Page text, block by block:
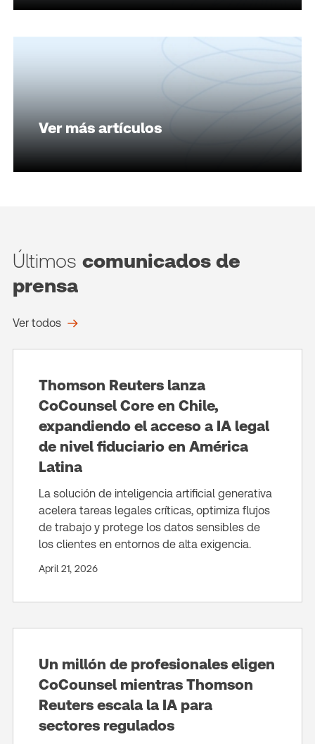
Ver más artículos
Últimos comunicados de
prensa
Ver todos
Thomson Reuters lanza
CoCounsel Core en Chile,
expandiendo el acceso a IA legal
de nivel fiduciario en América
Latina
La solución de inteligencia artificial generativa
acelera tareas legales críticas, optimiza flujos
de trabajo y protege los datos sensibles de
los clientes en entornos de alta exigencia.
April 21, 2026
Un millón de profesionales eligen
CoCounsel mientras Thomson
Reuters escala la IA para
sectores regulados